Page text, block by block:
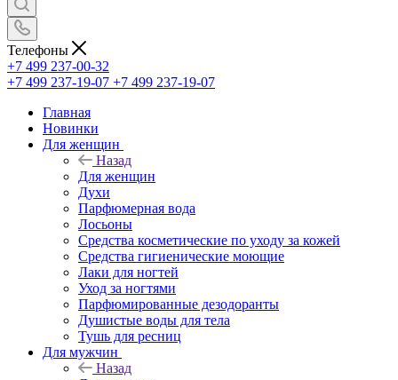
Телефоны
+7 499 237-00-32
+7 499 237-19-07 +7 499 237-19-07
Главная
Новинки
Для женщин
Назад
Для женщин
Духи
Парфюмерная вода
Лосьоны
Средства косметические по уходу за кожей
Средства гигиенические моющие
Лаки для ногтей
Уход за ногтями
Парфюмированные дезодоранты
Душистые воды для тела
Тушь для ресниц
Для мужчин
Назад